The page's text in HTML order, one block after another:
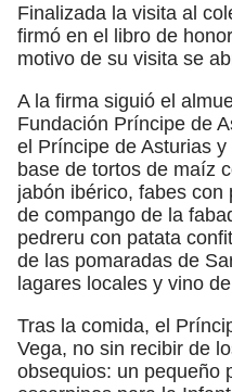
Finalizada la visita al
firmó en el libro de
motivo de su visita se
A la firma siguió el
Fundación Príncipe de
el Príncipe de Asturias
base de tortos de maíz
jabón ibérico, fabes
de compango de la
pedreru con patata
de las pomaradas de
lagares locales y vino
Tras la comida, el
Vega, no sin recibir de
obsequios: un pequeño